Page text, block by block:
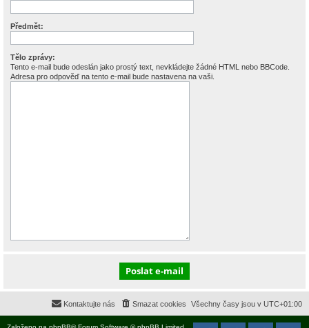
Předmět:
Tělo zprávy:
Tento e-mail bude odeslán jako prostý text, nevkládejte žádné HTML nebo BBCode.
Adresa pro odpověď na tento e-mail bude nastavena na vaši.
Všechny časy jsou v UTC+01:00
Smazat cookies
Kontaktujte nás